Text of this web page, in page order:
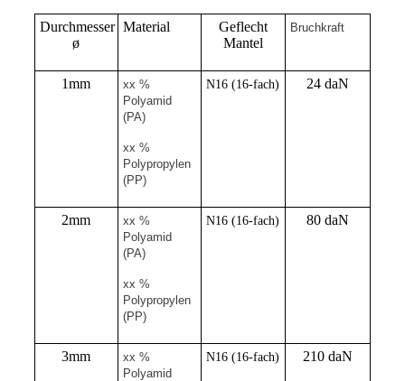
Durchmesser
ø
Material
Geflecht
Mantel
Bruchkraft
1mm
xx %
Polyamid
(PA)
xx %
Polypropylen
(PP)
N16 (16-fach) 24 daN
2mm
xx %
Polyamid
(PA)
xx %
Polypropylen
(PP)
N16 (16-fach) 80 daN
3mm
xx %
Polyamid
N16 (16-fach) 210 daN